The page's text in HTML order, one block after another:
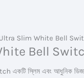
Slim White Bell
Bell
স্লিম এবং আধুনিক